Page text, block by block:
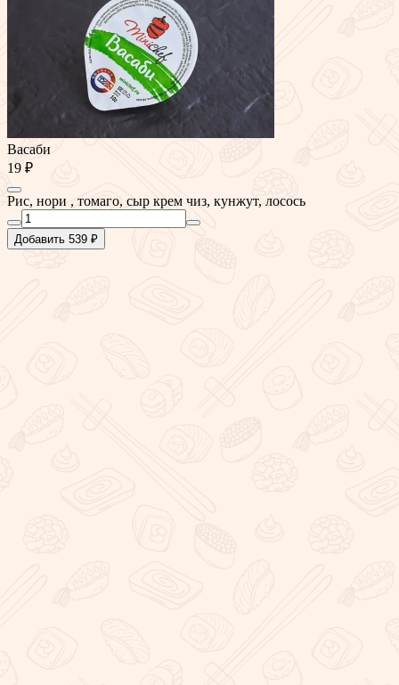
Васаби
19 ₽
Рис, нори , томаго, сыр крем чиз, кунжут, лосось
Добавить 539 ₽